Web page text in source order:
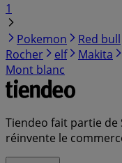
1
Pokemon
Red bull
Rocher
elf Makita
Mont blanc
Tiendeo fait partie
réinvente le